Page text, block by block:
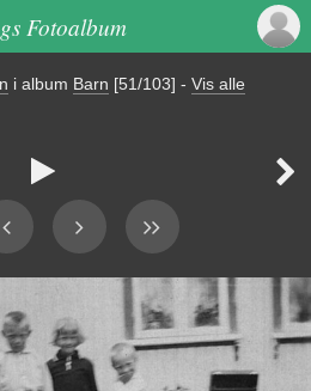
Fotoalbum
i album Barn [51/103] - Vis alle
 